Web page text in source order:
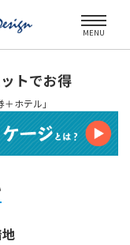
MENU
トでお得
ホテル」